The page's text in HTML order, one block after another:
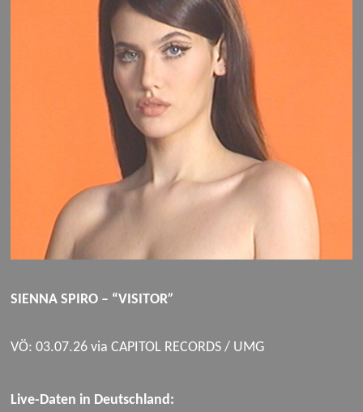
SIENNA SPIRO – “VISITOR”
VÖ: 03.07.26 via CAPITOL RECORDS / UMG
Live-Daten in Deutschland: